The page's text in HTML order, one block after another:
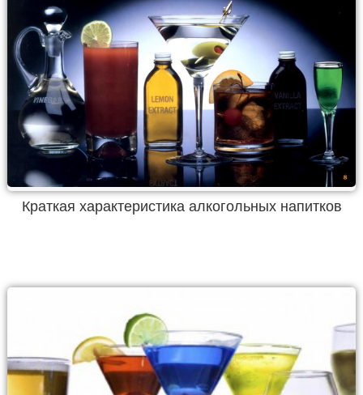
Краткая характеристика алкогольных напитков